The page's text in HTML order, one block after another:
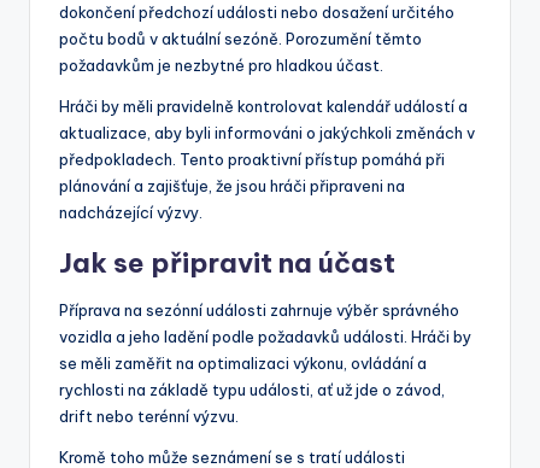
dokončení předchozí události nebo dosažení určitého
počtu bodů v aktuální sezóně. Porozumění těmto
požadavkům je nezbytné pro hladkou účast.
Hráči by měli pravidelně kontrolovat kalendář událostí a
aktualizace, aby byli informováni o jakýchkoli změnách v
předpokladech. Tento proaktivní přístup pomáhá při
plánování a zajišťuje, že jsou hráči připraveni na
nadcházející výzvy.
Jak se připravit na účast
Příprava na sezónní události zahrnuje výběr správného
vozidla a jeho ladění podle požadavků události. Hráči by
se měli zaměřit na optimalizaci výkonu, ovládání a
rychlosti na základě typu události, ať už jde o závod,
drift nebo terénní výzvu.
Kromě toho může seznámení se s tratí události